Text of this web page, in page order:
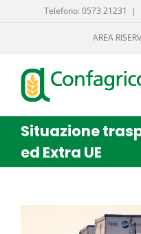
Telefono: 0573 21231 |
AREA
Situazione
ed Extra UE